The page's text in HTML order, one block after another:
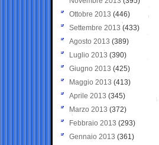
Ottobre 2013 (446)
Settembre 2013 (433)
Agosto 2013 (389)
Luglio 2013 (390)
Giugno 2013 (425)
Maggio 2013 (413)
Aprile 2013 (345)
Marzo 2013 (372)
Febbraio 2013 (293)
Gennaio 2013 (361)